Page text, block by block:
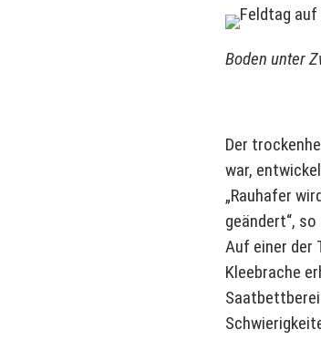
Boden unter
Der
war,
„Rauhafer
geändert“,
Auf einer der
Kleebrache